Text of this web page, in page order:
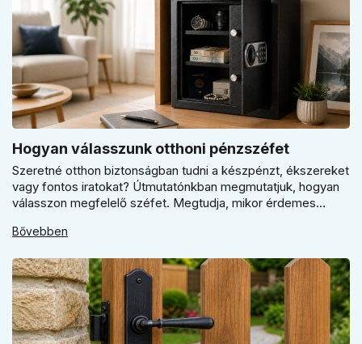
Hogyan válasszunk otthoni pénzszéfet
Szeretné otthon biztonságban tudni a készpénzt, ékszereket
vagy fontos iratokat? Útmutatónkban megmutatjuk, hogyan
válasszon megfelelő széfet. Megtudja, mikor érdemes
kulcsfontosságú a szakszerű rögzítés a valódi védelemhez
Bővebben